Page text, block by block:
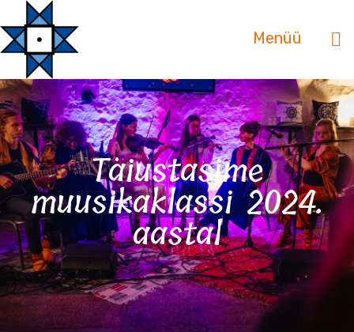
Menüü
Täiustasime
muusikaklassi 2024.
aastal